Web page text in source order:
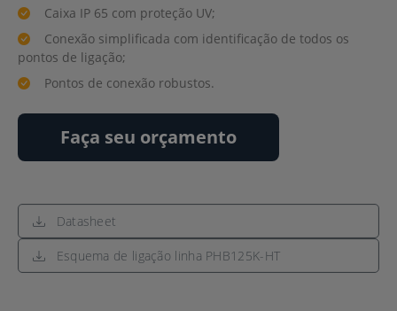
Caixa IP 65 com proteção UV;
Conexão simplificada com identificação de todos os
pontos de ligação;
Pontos de conexão robustos.
Faça seu orçamento
Datasheet
Esquema de ligação linha PHB125K-HT